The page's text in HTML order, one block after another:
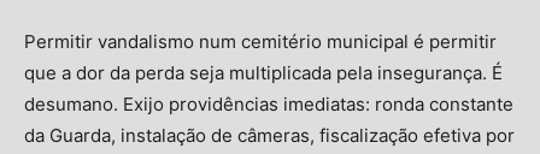
Permitir vandalismo num cemitério municipal é permitir
que a dor da perda seja multiplicada pela insegurança. É
desumano. Exijo providências imediatas: ronda constante
da Guarda, instalação de câmeras, fiscalização efetiva por